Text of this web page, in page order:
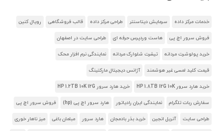
خدمات مرکز داده سرمایش دیتاسنتر طراحی مرکز داده قالب فروشگاهی رویال کنین
فروش سرور اچ پی هاست وردپرس حرفه ای طراحی سایت در اصفهان
خرید پولوشرت مردانه تیشرت شلوارک مردانه نمایندگی نرم افزار محک
قیمت کلید لمسی غیر هوشمند آژانس دیجیتال مارکتینگ
خرید هارد سرور HP 1.8TB 12G 10K خرید هارد سرور HP 1.2TB 10K 12G
سفارش ربات تلگرام نمایندگی ایران رادیاتور هارد سرور اچ پی (hp) فروش سرور اچ پی
طراحی سایت آنریل انجین خرید بذر بادمجان هارد سرور مبلمان باغی میز ناهار خوری